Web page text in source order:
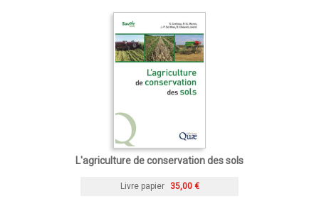
L'agriculture de conservation des sols
Livre papier 35,00 €